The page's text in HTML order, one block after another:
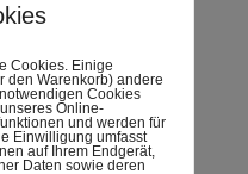
Antworten der KI
BPM Buchtipp
Coach Führung
Cookies. Einige
den Warenkorb) andere
Cookies
Online-
und werden für
Einwilligung umfasst
auf Ihrem Endgerät,
Daten sowie deren